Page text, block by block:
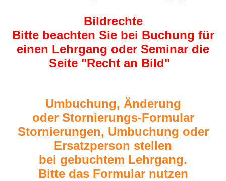
Bildrechte
Bitte beachten Sie bei Buchung für
einen Lehrgang oder Seminar die
Seite "Recht an Bild"
Umbuchung, Änderung
oder Stornierungs-Formular
Stornierungen, Umbuchung oder
Ersatzperson stellen
bei gebuchtem Lehrgang.
Bitte das Formular nutzen